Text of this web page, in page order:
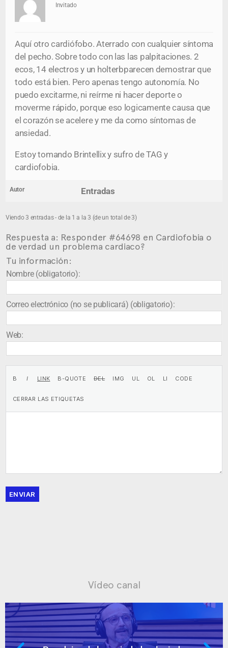
Invitado
Aquí otro cardiófobo. Aterrado con cualquier síntoma
del pecho. Sobre todo con las las palpitaciones. 2
ecos, 14 electros y un holterbparecen demostrar que
todo está bien. Pero apenas tengo autonomía. No
puedo excitarme, ni reírme ni hacer deporte o
moverme rápido, porque eso logicamente causa que
el corazón se acelere y me da como síntomas de
ansiedad.
Estoy tomando Brintellix y sufro de TAG y
cardiofobia.
Autor Entradas
Viendo 3 entradas - de la 1 a la 3 (de un total de 3)
Respuesta a: Responder #64698 en Cardiofobia o
de verdad un problema cardiaco?
Tu información:
Nombre (obligatorio):
Correo electrónico (no se publicará) (obligatorio):
Web:
ENVIAR
Vídeo canal